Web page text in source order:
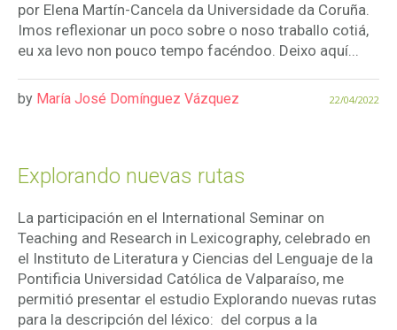
por Elena Martín-Cancela da Universidade da Coruña.
Imos reflexionar un poco sobre o noso traballo cotiá,
eu xa levo non pouco tempo facéndoo. Deixo aquí...
22/04/2022
by María José Domínguez Vázquez
Explorando nuevas rutas
La participación en el International Seminar on
Teaching and Research in Lexicography, celebrado en
el Instituto de Literatura y Ciencias del Lenguaje de la
Pontificia Universidad Católica de Valparaíso, me
permitió presentar el estudio Explorando nuevas rutas
para la descripción del léxico: del corpus a la